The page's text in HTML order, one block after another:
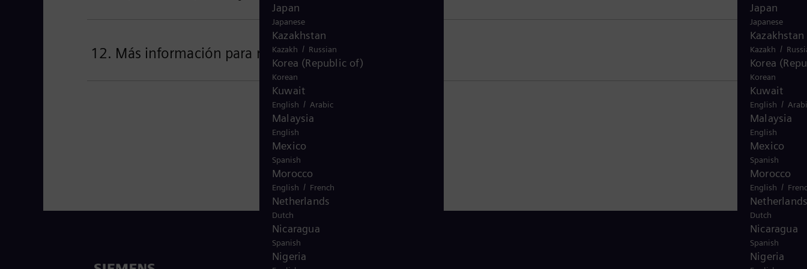
Japan
Japanese
Kazakhstan
Kazakh /
Korea
Korean
Kuwait
English /
Malaysia
English
Mexico
Spanish
Morocco
English /
Dutch
Nicaragua
Spanish
Nigeria
12. Más información para residentes de EE. UU.
Japan
Japanese
Kazakhstan
Kazakh / Russian
Korea (Republic of)
Korean
Kuwait
English / Arabic
Malaysia
English
Mexico
Spanish
Morocco
English / French
Netherlands
Dutch
Nicaragua
Spanish
Nigeria